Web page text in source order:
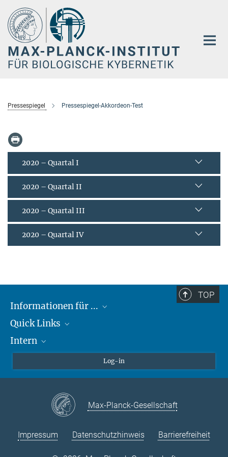
Hauptinhalt
Pressespiegel Pressespiegel-Akkordeon-Test
2020 – Quartal I
2020 – Quartal II
2020 – Quartal III
2020 – Quartal IV
TOP
Informationen für ...
Lieferanten
Studierende
Quick Links
Max-Planck-Gesellschaft
Max-Planck-Campus Tübingen
Stellenangebote
Intern
VPN-Hilfe
Log-in
Max-Planck-Gesellschaft
Impressum Datenschutzhinweis Barrierefreiheit